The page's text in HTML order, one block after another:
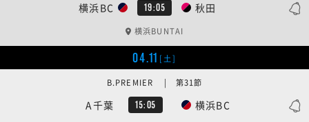
横浜BC 19:05 秋田
横浜BUNTAI
04.11 [土]
A千葉 15:05 横浜BC
B.PREMIER | 第31節